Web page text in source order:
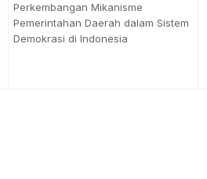
Perkembangan Mikanisme
Pemerintahan Daerah dalam Sistem
Demokrasi di Indonesia